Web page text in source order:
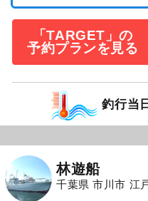
「TARGET」の
予約プランを見る
釣行当
林遊船
千葉県 市川市 江